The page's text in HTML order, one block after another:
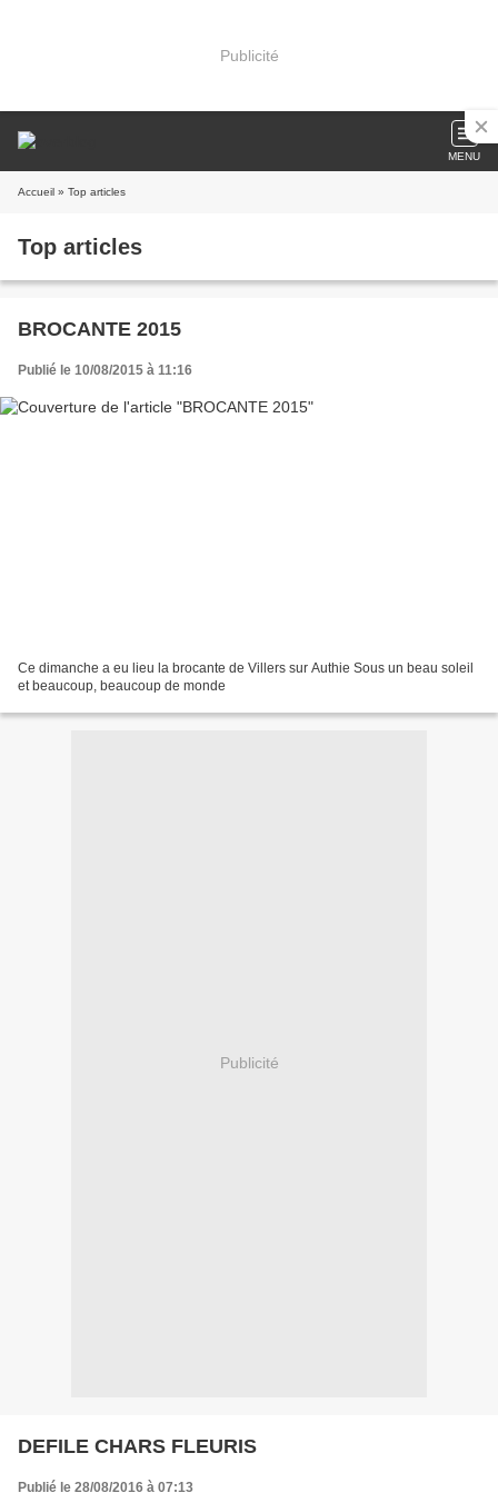
Publicité
MENU
Accueil » Top articles
Top articles
BROCANTE 2015
Publié le 10/08/2015 à 11:16
Ce dimanche a eu lieu la brocante de Villers sur Authie Sous un beau soleil
et beaucoup, beaucoup de monde
Publicité
DEFILE CHARS FLEURIS
Publié le 28/08/2016 à 07:13